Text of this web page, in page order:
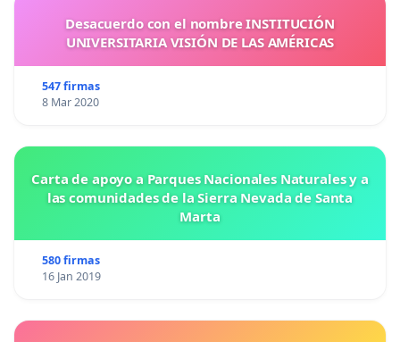
Desacuerdo con el nombre INSTITUCIÓN
UNIVERSITARIA VISIÓN DE LAS AMÉRICAS
547 firmas
8 Mar 2020
Carta de apoyo a Parques Nacionales Naturales y a
las comunidades de la Sierra Nevada de Santa
Marta
580 firmas
16 Jan 2019